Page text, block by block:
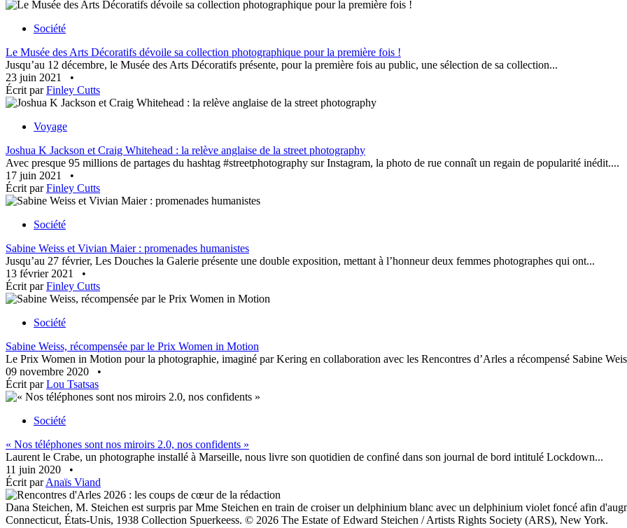
Société
Le Musée des Arts Décoratifs dévoile sa collection photographique pour la première fois !
Jusqu’au 12 décembre, le Musée des Arts Décoratifs présente, pour la première fois au public, une sélection de sa collection...
23 juin 2021
•
Écrit parFinley Cutts
Voyage
Joshua K Jackson et Craig Whitehead : la relève anglaise de la street photography
Avec presque 95 millions de partages du hashtag #streetphotography sur Instagram, la photo de rue connaît un regain de popularité inédit....
17 juin 2021
•
Écrit parFinley Cutts
Société
Sabine Weiss et Vivian Maier : promenades humanistes
Jusqu’au 27 février, Les Douches la Galerie présente une double exposition, mettant à l’honneur deux femmes photographes qui ont...
13 février 2021
•
Écrit parFinley Cutts
Société
Sabine Weiss, récompensée par le Prix Women in Motion
Le Prix Women in Motion pour la photographie, imaginé par Kering en collaboration avec les Rencontres d’Arles a récompensé Sabine
09 novembre 2020
•
Écrit parLou Tsatsas
Société
« Nos téléphones sont nos miroirs 2.0, nos confidents »
Laurent le Crabe, un photographe installé à Marseille, nous livre son quotidien de confiné dans son journal de bord intitulé Lockdown...
11 juin 2020
•
Écrit parAnaïs Viand
Dana Steichen, M. Steichen est surpris par Mme Steichen en train de croiser un delphinium blanc avec un delphinium violet foncé afin
Connecticut, États-Unis, 1938 Collection Spuerkeess. © 2026 The Estate of Edward Steichen / Artists Rights Society (ARS), New York.